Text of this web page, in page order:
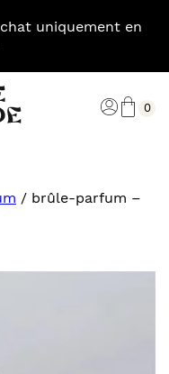
uniquement en
0
/ brûle-parfum –